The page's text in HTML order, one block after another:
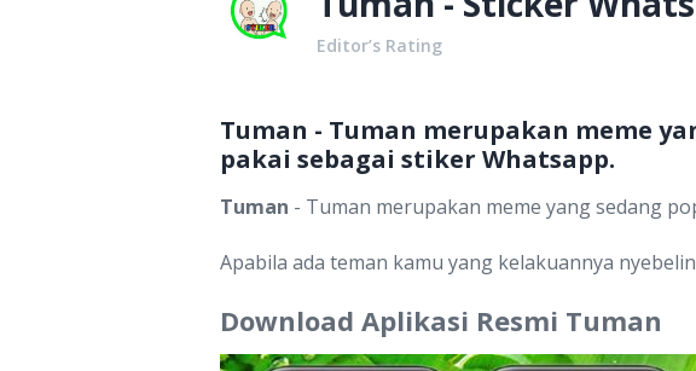
Editor’s Rating
Tuman - Tuman merupakan meme
pakai sebagai stiker Whatsapp.
Tuman - Tuman merupakan meme yang sedang
Apabila ada teman kamu yang kelakuannya
Download Aplikasi Resmi Tuman